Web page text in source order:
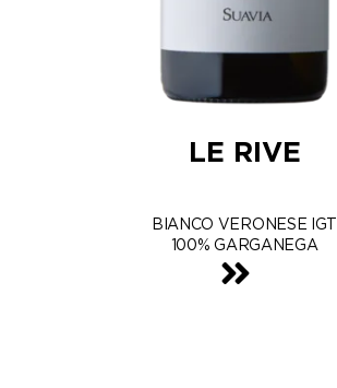
LE RIVE
BIANCO VERONESE IGT
100% GARGANEGA